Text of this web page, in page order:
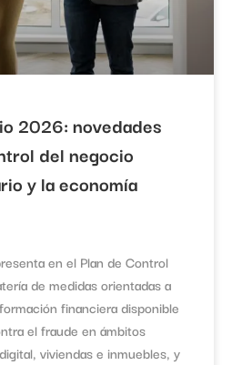
2026: novedades
del negocio
y la economía
en el Plan de Control
de medidas orientadas a
financiera disponible
el fraude en ámbitos
viviendas e inmuebles, y